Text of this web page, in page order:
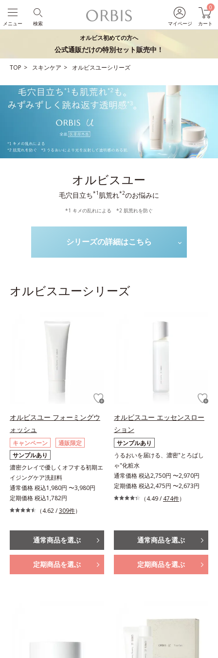
マイページ
0
カート
検索
メニュー
オルビス初めての方へ
公式通販だけの特別セット販売中！
TOP スキンケア オルビスユーシリーズ
オルビスユー
毛穴目立ち*1 肌荒れ*2のお悩みに
*1 キメの乱れによる *2 肌荒れを防ぐ
シリーズの詳細はこちら
オルビスユーシリーズ
オルビスユー フォーミングウ
ォッシュ
キャンペーン
通販限定
サンプルあり
濃密クレイで優しくオフする初期エ
イジングケア洗顔料
通常価格 税込1,980円 〜3,980円
定期価格 税込1,782円
（4.62 /309件）
通常商品を選ぶ
定期商品を選ぶ
オルビスユー エッセンスロー
ション
サンプルあり
うるおいを届ける、濃密"とろぱし
ゃ"化粧水
通常価格 税込2,750円 〜2,970円
定期価格 税込2,475円 〜2,673円
（4.49 / 474件）
通常商品を選ぶ
定期商品を選ぶ